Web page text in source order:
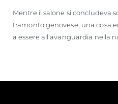
Mentre il salone si concludeva
tramonto genovese, una cosa
a essere all'avanguardia nella